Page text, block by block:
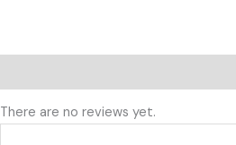
There are no reviews yet.